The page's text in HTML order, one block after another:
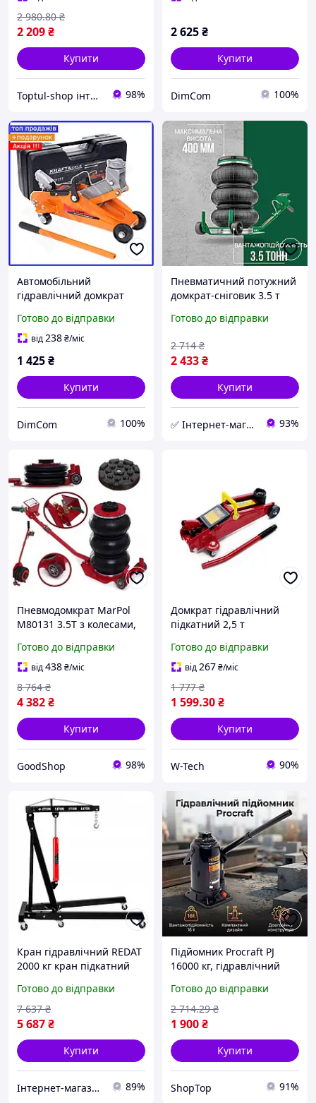
2 209₴
2 980.80 ₴
Купити
Toptul-shop інтернет магазин 98%
2 625₴
Купити
DimCom 100%
Автомобільний
гідравлічний домкрат
premium 2т для легкових
машин підкатний
Готово до відправки
від238₴/міс
1 425₴
Купити
DimCom 100%
Пневматичний потужний
домкрат-сніговик 3.5 т
ДП-3КОР пневмодомкрат
підйомник
Готово до відправки
2 433₴
2 714 ₴
Купити
✅ Інтернет-магазин ➤INT-Tool 93%
Пневмодомкрат MarPol
M80131 3.5Т з колесами,
підйомник-подушка для
шиномонтажу, СТО,
трактора та авто
Готово до відправки
від438₴/міс
4 382₴
8 764 ₴
Купити
GoodShop 98%
Домкрат гідравлічний
підкатний 2,5 т
для авто
Готово до відправки
від267₴/міс
1 599.30₴
1 777 ₴
Купити
W-Tech 90%
Кран гідравлічний REDAT
2000 кг кран підкатний
Готово до відправки
5 687₴
7 637 ₴
Купити
Інтернет-магазин:DEWvolt 89%
Підйомник Procraft PJ
16000 кг, гідравлічний
підйому 425 мм, підхват
225 мм домкрат
підкатний
Готово до відправки
1 900₴
2 714.29 ₴
Купити
ShopTop 91%